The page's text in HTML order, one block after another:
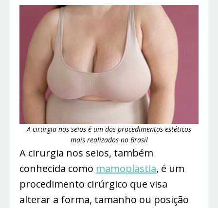
A cirurgia nos seios é um dos procedimentos estéticos
mais realizados no Brasil
A cirurgia nos seios, também
conhecida como mamoplastia, é um
procedimento cirúrgico que visa
alterar a forma, tamanho ou posição